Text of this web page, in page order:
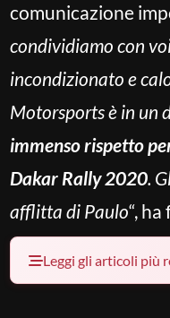
comunicazione
condividiamo con
incondizionato e
Motorsports è in un
immenso rispetto
Dakar Rally 2020.
afflitta di Paulo“,
Leggi gli articoli più